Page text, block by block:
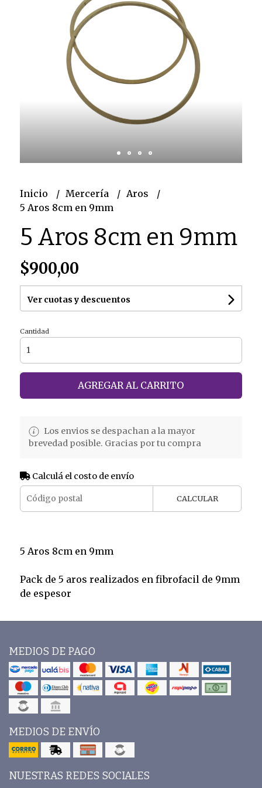
Inicio Mercería
Aros
5 Aros 8cm en 9mm
5 Aros 8cm en 9mm
$900,00
Ver cuotas y descuentos
Cantidad
AGREGAR AL CARRITO
Los envios se despachan a la mayor
brevedad posible. Gracias por tu compra
Calculá el costo de envío
CALCULAR
5 Aros 8cm en 9mm
Pack de 5 aros realizados en fibrofacil de 9mm
de espesor
MEDIOS DE PAGO
MEDIOS DE ENVÍO
NUESTRAS REDES SOCIALES